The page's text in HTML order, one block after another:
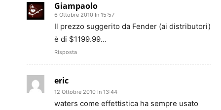
Giampaolo
6 Ottobre 2010 In 15:57
Il prezzo suggerito da Fender (ai distributori)
è di $1199.99…
Risposta
eric
12 Ottobre 2010 In 13:44
waters come effettistica ha sempre usato